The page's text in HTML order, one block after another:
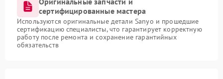
сертифицированные мастера
Используются оригинальные детали Sanyo и прошедшие
сертификацию специалисты, что гарантирует корректную
работу после ремонта и сохранение гарантийных
обязательств